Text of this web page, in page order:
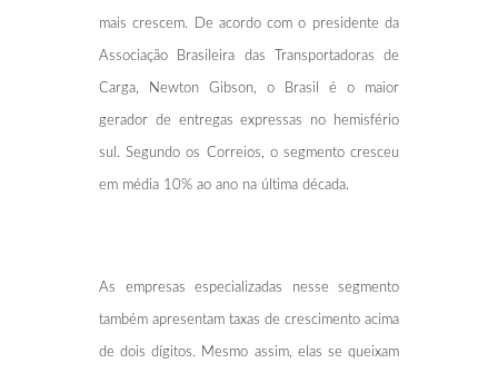
mais crescem. De acordo com o presidente da
Associação Brasileira das Transportadoras de
Carga, Newton Gibson, o Brasil é o maior
gerador de entregas expressas no hemisfério
sul. Segundo os Correios, o segmento cresceu
em média 10% ao ano na última década.
As empresas especializadas nesse segmento
também apresentam taxas de crescimento acima
de dois dígitos. Mesmo assim, elas se queixam